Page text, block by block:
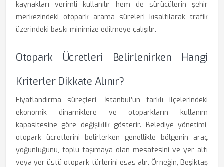
kaynakları verimli kullanılır hem de sürücülerin şehir
merkezindeki otopark arama süreleri kısaltılarak trafik
üzerindeki baskı minimize edilmeye çalışılır.
Otopark Ücretleri Belirlenirken Hangi
Kriterler Dikkate Alınır?
Fiyatlandırma süreçleri, İstanbul’un farklı ilçelerindeki
ekonomik dinamiklere ve otoparkların kullanım
kapasitesine göre değişiklik gösterir. Belediye yönetimi,
otopark ücretlerini belirlerken genellikle bölgenin araç
yoğunluğunu, toplu taşımaya olan mesafesini ve yer altı
veya yer üstü otopark türlerini esas alır. Örneğin, Beşiktaş